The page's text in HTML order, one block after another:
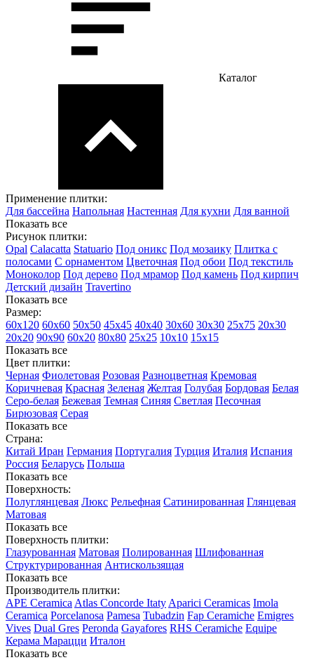
Каталог
Применение плитки:
Для бассейна Напольная Настенная Для кухни Для ванной
Показать все
Рисунок плитки:
Opal Calacatta Statuario Под оникс Под мозаику Плитка с
полосами С орнаментом Цветочная Под обои Под текстиль
Моноколор Под дерево Под мрамор Под камень Под кирпич
Детский дизайн Travertino
Показать все
Размер:
60х120 60х60 50х50 45х45 40х40 30х60 30х30 25х75 20х30
20х20 90х90 60х20 80х80 25x25 10х10 15х15
Показать все
Цвет плитки:
Черная Фиолетовая Розовая Разноцветная Кремовая
Коричневая Красная Зеленая Желтая Голубая Бордовая Белая
Cеро-белая Бежевая Темная Синяя Светлая Песочная
Бирюзовая Серая
Показать все
Страна:
Китай Иран Германия Португалия Турция Италия Испания
Россия Беларусь Польша
Показать все
Поверхность:
Полуглянцевая Люкс Рельефная Сатинированная Глянцевая
Матовая
Показать все
Поверхность плитки:
Глазурованная Матовая Полированная Шлифованная
Структурированная Антискользящая
Показать все
Производитель плитки:
APE Ceramica Atlas Concorde Itaty Aparici Ceramicas Imola
Ceramica Porcelanosa Pamesa Tubadzin Fap Ceramiche Emigres
Vives Dual Gres Peronda Gayafores RHS Ceramiche Equipe
Керама Марацци Италон
Показать все